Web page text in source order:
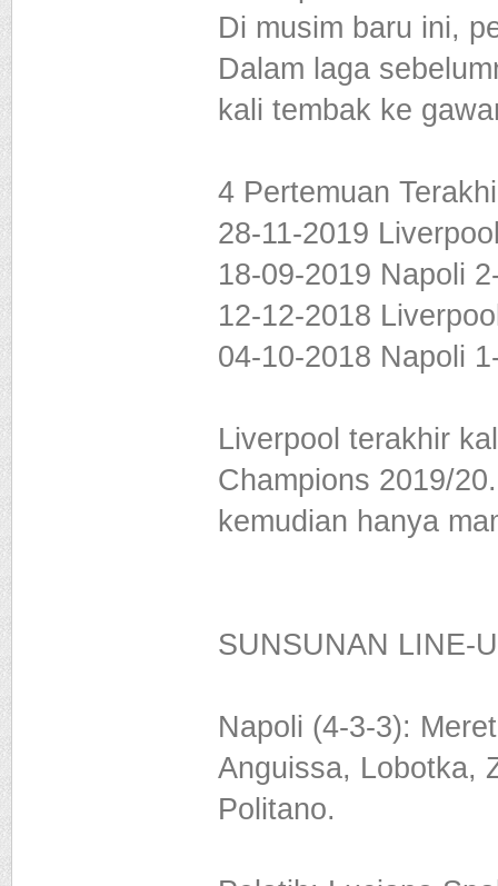
Di musim baru ini,
Dalam laga
kali tembak ke
4 Pertemuan
28-11-2019
18-09-2019 Napoli
12-12-2018
04-10-2018 Napoli
Liverpool terakhir
Champions 2019/
kemudian hanya
SUNSUNAN LINE-
Napoli (4-3-3):
Anguissa, Lobotka,
Politano.